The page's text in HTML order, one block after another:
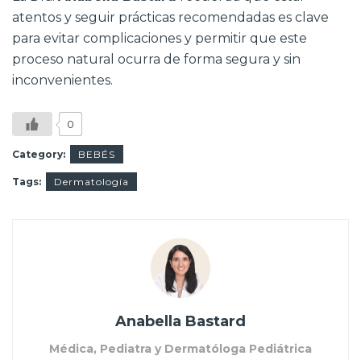
atentos y seguir prácticas recomendadas es clave
para evitar complicaciones y permitir que este
proceso natural ocurra de forma segura y sin
inconvenientes.
0
Category: BEBÉS
Tags: Dermatología
Anabella Bastard
Médica, Pediatra y Dermatóloga Pediátrica